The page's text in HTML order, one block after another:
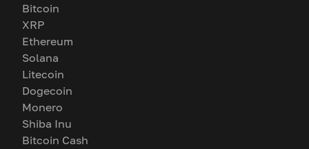
Bitcoin
XRP
Ethereum
Solana
Litecoin
Dogecoin
Monero
Shiba Inu
Bitcoin Cash